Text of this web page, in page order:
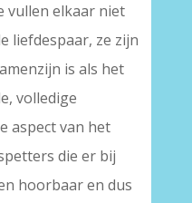
vullen elkaar niet
liefdespaar, ze zijn
is als het
volledige
aspect van het
die er bij
hoorbaar en dus